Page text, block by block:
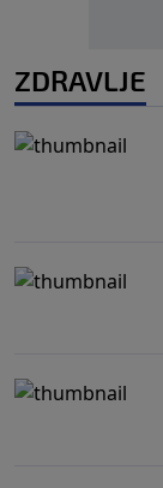
ZDRAVLJE